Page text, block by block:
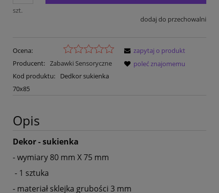
szt.
dodaj do przechowalni
Ocena:
Producent: Zabawki Sensoryczne
Kod produktu:
Dedkor sukienka
70x85
zapytaj o produkt
poleć znajomemu
Opis
Dekor - sukienka
- wymiary 80 mm X 75 mm
- 1 sztuka
- materiał sklejka grubości 3 mm